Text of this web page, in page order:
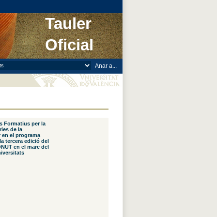
Tauler
Oficial
Formatius per la
de la
en el programa
tercera edició del
en el marc del